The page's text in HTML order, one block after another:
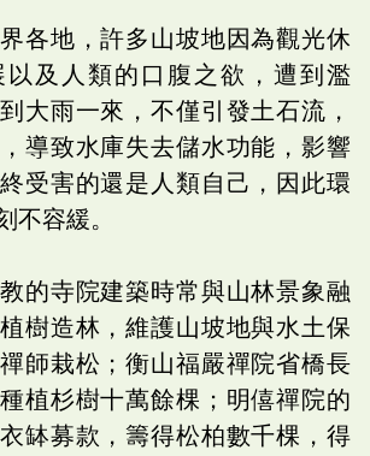
各地，許多山坡地因為觀光休
以及人類的口腹之欲，遭到濫
大雨一來，不僅引發土石流，
導致水庫失去儲水功能，影響
受害的還是人類自己，因此環
不容緩。
的寺院建築時常與山林景象融
樹造林，維護山坡地與水土保
師栽松；衡山福嚴禪院省橋長
植杉樹十萬餘棵；明僖禪院的
缽募款，籌得松柏數千棵，得